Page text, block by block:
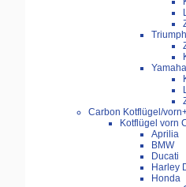
Triumph
Yamaha
Carbon Kotflügel/
Kotflügel vorn
Aprilia
BMW
Ducati
Harley
Honda